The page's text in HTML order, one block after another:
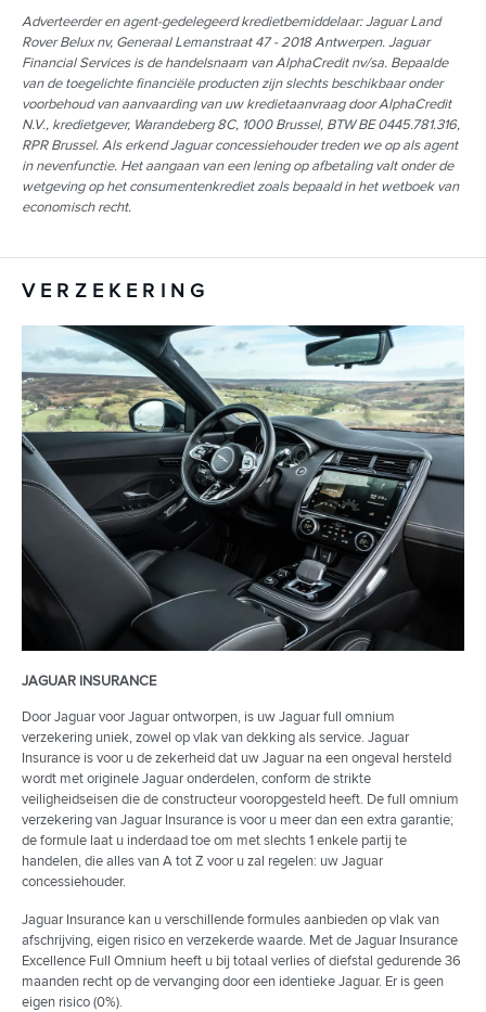
Premium alarm (076EG)
Privacy glass (047DB)
Remklauwen (metaalkleur) (020BG)
Remote (met abonnement van 5 jaar) (011BJ)
Schakelpaddles aan stuurwiel in Satin Chrome (078CC)
Secure Tracker (met abonnement van 12 maanden) (011AK)
Service-interval 24 maanden (056DD)
Sportzetels voor (033CN)
Spraakbediening (025EZ)
Standard Wheelbase (101AG)
Stiknaden dashboard - Light Oyster (038JD)
Stiknaden handgreep - Light Oyster (088VD)
Stiknaden in Light Oyster (033PQ)
Stiknaden portierpanelen - Light Oyster (089EE)
Traffic Sign Recognition en Adaptive Speed Limiter (086DC)
Tweetonige elektrische claxon (076CW)
Tyre Repair System (029FJ)
Ultrasoon alarm (076EL)
Vast glazen panoramadak (041CX)
Ver-/ontgrendeling voorportieren (076GA)
Verwarmbare voorzetels (033BV)
Via centrale vergrendeling afsluitbare tankdeksel (053BI)
Voertuigbescherming Cat 1 (077BA)
Voorruit (047EA)
Voorwaarts gerichte camera (086IB)
Wielmoersloten (055AC)
Zetelbekleding in geperforeerd generfd leder met contrasterende
stiknaden (033YF)
Zomerbanden (030IB)
Zwart contrasterend dak (080AN)
Pivi Pro Connected
Powervents voorspatborden in Gloss Black
Premium alarm
Privacy glass
Remklauwen (metaalkleur)
Remote (met abonnement van 5 jaar)
Schakelpaddles aan stuurwiel in Satin Chrome
Sportzetels voor
Spraakbediening
Standard Wheelbase
Stiknaden dashboard - Light Oyster
Stiknaden handgreep - Light Oyster
Stiknaden in Light Oyster
Stiknaden portierpanelen - Light Oyster
Traffic Sign Recognition en Adaptive Speed Limiter
Tweetonige elektrische claxon
Tyre Repair System
Ultrasoon alarm
Ver-/ontgrendeling voorportieren
Verwarmbare voorzetels
Via centrale vergrendeling afsluitbare tankdeksel
Voertuigbescherming Cat 1
Voorwaarts gerichte camera
Wielmoersloten
Zetelbekleding in geperforeerd generfd leder met contrasterende
stiknaden
Zomerbanden
Adverteerder en agent-gedelegeerd kredietbemiddelaar: Jaguar Land
Rover Belux nv, Generaal Lemanstraat 47 - 2018 Antwerpen. Jaguar
Financial Services is de handelsnaam van AlphaCredit nv/sa. Bepaalde
van de toegelichte financiële producten zijn slechts beschikbaar onder
voorbehoud van aanvaarding van uw kredietaanvraag door AlphaCredit
N.V., kredietgever, Warandeberg 8C, 1000 Brussel, BTW BE 0445.781.316,
RPR Brussel. Als erkend Jaguar concessiehouder treden we op als agent
in nevenfunctie. Het aangaan van een lening op afbetaling valt onder de
wetgeving op het consumentenkrediet zoals bepaald in het wetboek van
economisch recht.
VERZEKERING
JAGUAR INSURANCE
Door Jaguar voor Jaguar ontworpen, is uw Jaguar full omnium
verzekering uniek, zowel op vlak van dekking als service. Jaguar
Insurance is voor u de zekerheid dat uw Jaguar na een ongeval hersteld
wordt met originele Jaguar onderdelen, conform de strikte
veiligheidseisen die de constructeur vooropgesteld heeft. De full omnium
verzekering van Jaguar Insurance is voor u meer dan een extra garantie;
de formule laat u inderdaad toe om met slechts 1 enkele partij te
handelen, die alles van A tot Z voor u zal regelen: uw Jaguar
concessiehouder.
Jaguar Insurance kan u verschillende formules aanbieden op vlak van
afschrijving, eigen risico en verzekerde waarde. Met de Jaguar Insurance
Excellence Full Omnium heeft u bij totaal verlies of diefstal gedurende 36
maanden recht op de vervanging door een identieke Jaguar. Er is geen
eigen risico (0%).